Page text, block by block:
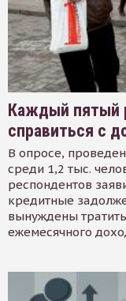
Каждый пятый
справиться с
В опросе,
среди 1,2 тыс.
респондентов
кредитные
вынуждены
ежемесячного